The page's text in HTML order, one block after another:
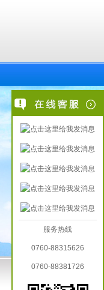
服务热线
0760-88315626
0760-88381726